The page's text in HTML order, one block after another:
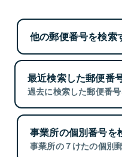
他の郵便番号を検索
最近検索した郵便番
過去に検索した郵便番号
事業所の個別番号を
事業所の７けたの個別